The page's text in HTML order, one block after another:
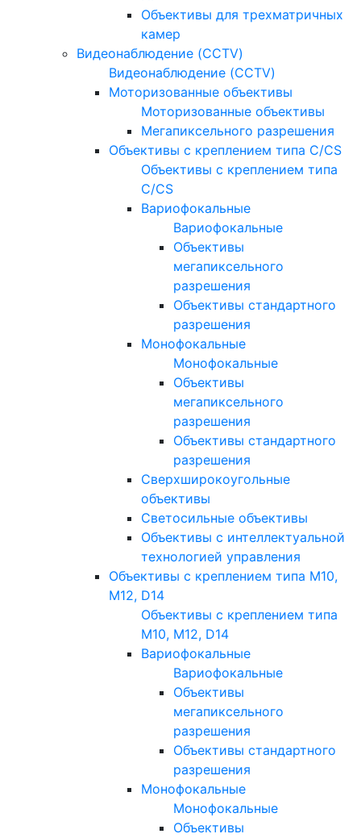
Объективы для трехматричных
камер
Видеонаблюдение (CCTV)
Видеонаблюдение (CCTV)
Моторизованные объективы
Моторизованные объективы
Мегапиксельного разрешения
Объективы с креплением типа C/CS
Объективы с креплением типа
C/CS
Вариофокальные
Вариофокальные
Объективы
мегапиксельного
разрешения
Объективы стандартного
разрешения
Монофокальные
Монофокальные
Объективы
мегапиксельного
разрешения
Объективы стандартного
разрешения
Сверхширокоугольные
объективы
Светосильные объективы
Объективы с интеллектуальной
технологией управления
Объективы с креплением типа M10,
M12, D14
Объективы с креплением типа
M10, M12, D14
Вариофокальные
Вариофокальные
Объективы
мегапиксельного
разрешения
Объективы стандартного
разрешения
Монофокальные
Монофокальные
Объективы